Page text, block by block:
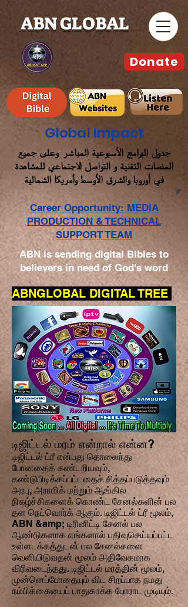
ABN GLOBAL
Global Impact
جدول البرامج الأسبوعية المباشر وعلى جميع
المنصات التقنية و التواصل الاجتماعي للمشاهدة
في أوروبا والشرق الأوسط وأمريكا الشمالية
ABN is sending digital Bibles to
believers in need of God's word
Donate
Career Opportunity: MEDIA
PRODUCTION & TECHNICAL
SUPPORT TEAM
ABNGLOBAL DIGITAL TREE
டிஜிட்டல் மரம் என்றால் என்ன?
டிஜிட்டல் ட்ரீ என்பது தொலைந்து
போனதைக் கண்டறியவும்,
கண்டுபிடிக்கப்பட்டதைச் சித்தப்படுத்தவும்
அரபு, அராமிக் மற்றும் ஆங்கில
நிகழ்ச்சிகளைக் கொண்ட சேனல்களின் பல
தள நெட்வொர்க் ஆகும். டிஜிட்டல் ட்ரீ மூலம்,
ABN &amp; டிரினிட்டி சேனல் பல
ஆண்டுகளாக எங்களால் பதிவுசெய்யப்பட்ட
உள்ளடக்கத்துடன் பல சேனல்களை
வெளியிடுவதன் மூலம் அதிவேகமாக
விரிவடைந்தது. டிஜிட்டல் மரத்தின் மூலம்,
முன்னெப்போதையும் விட சிறப்பாக நமது
நம்பிக்கையைப் பாதுகாக்க போராட முடியும்.